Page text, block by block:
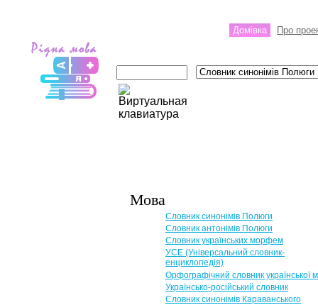
Домівка Про
Мова
Словник синонімів Полюги
Словник антонімів Полюги
Словник українських морфем
УСЕ (Універсальний словник-
енциклопедія)
Орфографічний словник української
Українсько-російський словник
Словник синонімів Караванського